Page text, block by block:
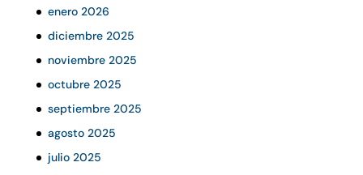
enero 2026
diciembre 2025
noviembre 2025
octubre 2025
septiembre 2025
agosto 2025
julio 2025